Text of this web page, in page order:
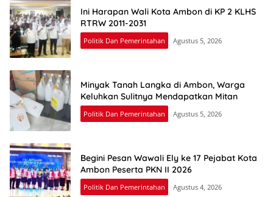
Ini Harapan Wali Kota Ambon di KP 2 KLHS
RTRW 2011-2031
Politik Dan Pemerintahan Agustus 5, 2026
Minyak Tanah Langka di Ambon, Warga
Keluhkan Sulitnya Mendapatkan Mitan
Politik Dan Pemerintahan Agustus 5, 2026
Begini Pesan Wawali Ely ke 17 Pejabat Kota
Ambon Peserta PKN II 2026
Politik Dan Pemerintahan Agustus 4, 2026